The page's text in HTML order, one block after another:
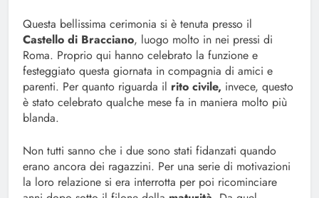
Questa bellissima cerimonia si è tenuta presso il
Castello di Bracciano, luogo molto in nei pressi di
Roma. Proprio qui hanno celebrato la funzione e
festeggiato questa giornata in compagnia di amici e
parenti. Per quanto riguarda il rito civile, invece, questo
è stato celebrato qualche mese fa in maniera molto più
blanda.
Non tutti sanno che i due sono stati fidanzati quando
erano ancora dei ragazzini. Per una serie di motivazioni
la loro relazione si era interrotta per poi ricominciare